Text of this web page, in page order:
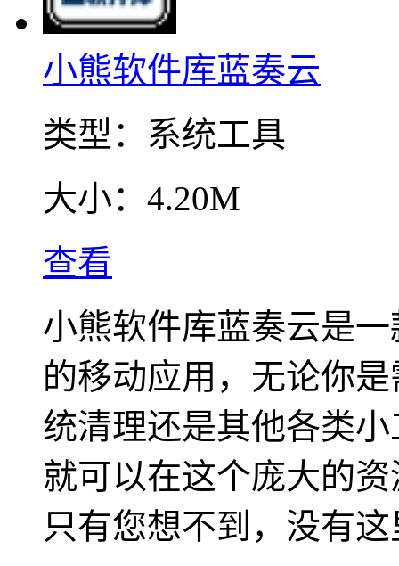
小熊软件库蓝奏云
类型： 系统工具
大小： 4.20M
查看
小熊软件库蓝奏云是
的移动应用，无论你
统清理还是其他各类
就可以在这个庞大的
只有您想不到，没有